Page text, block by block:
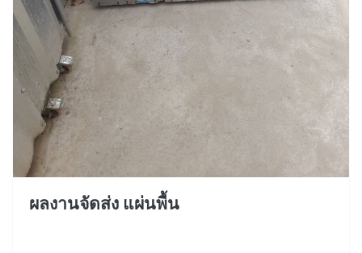
ผลงานจัดส่ง แผ่นพื้น